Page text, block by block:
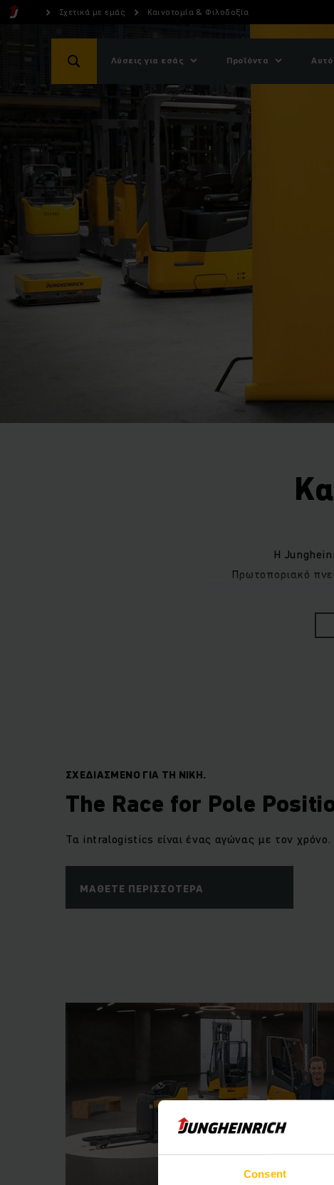
Consent
Σχετικά με εμάς Καινοτομία & Φιλοδοξία
Λύσεις για εσάς Προϊόντα
Η
Πρωτοποριακό
ΣΧΕΔΙΑΣΜΈΝΟ ΓΙΑ ΤΗ ΝΊΚΗ.
The Race for Pole
Τα intralogistics είναι ένας αγώνας με τον
ΜΆΘΕΤΕ ΠΕΡΙΣΣΌΤΕΡΑ